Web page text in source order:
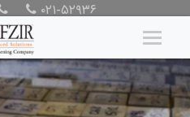
۰۲۱-۵۲۹۳۶